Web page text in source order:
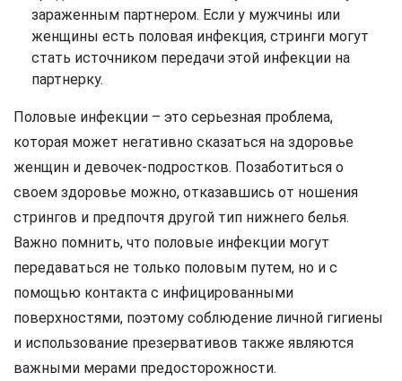
зараженным партнером. Если у мужчины или
женщины есть половая инфекция, стринги могут
стать источником передачи этой инфекции на
партнерку.
Половые инфекции – это серьезная проблема,
которая может негативно сказаться на здоровье
женщин и девочек-подростков. Позаботиться о
своем здоровье можно, отказавшись от ношения
стрингов и предпочтя другой тип нижнего белья.
Важно помнить, что половые инфекции могут
передаваться не только половым путем, но и с
помощью контакта с инфицированными
поверхностями, поэтому соблюдение личной гигиены
и использование презервативов также являются
важными мерами предосторожности.